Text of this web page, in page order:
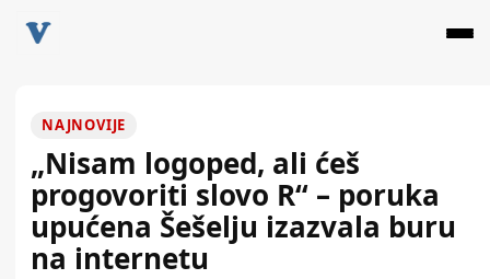
NAJNOVIJE
„Nisam logoped, ali ćeš
progovoriti slovo R“ – poruka
upućena Šešelju izazvala buru
na internetu